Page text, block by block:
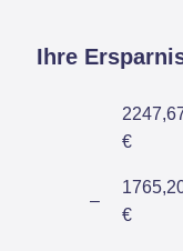
Ihre
€
–
€